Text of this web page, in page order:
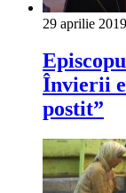
29 aprilie 2019
Învierii
postit”